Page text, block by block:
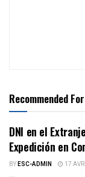
Recommended
DNI en el
Expedición en
BYESC-ADMIN 17